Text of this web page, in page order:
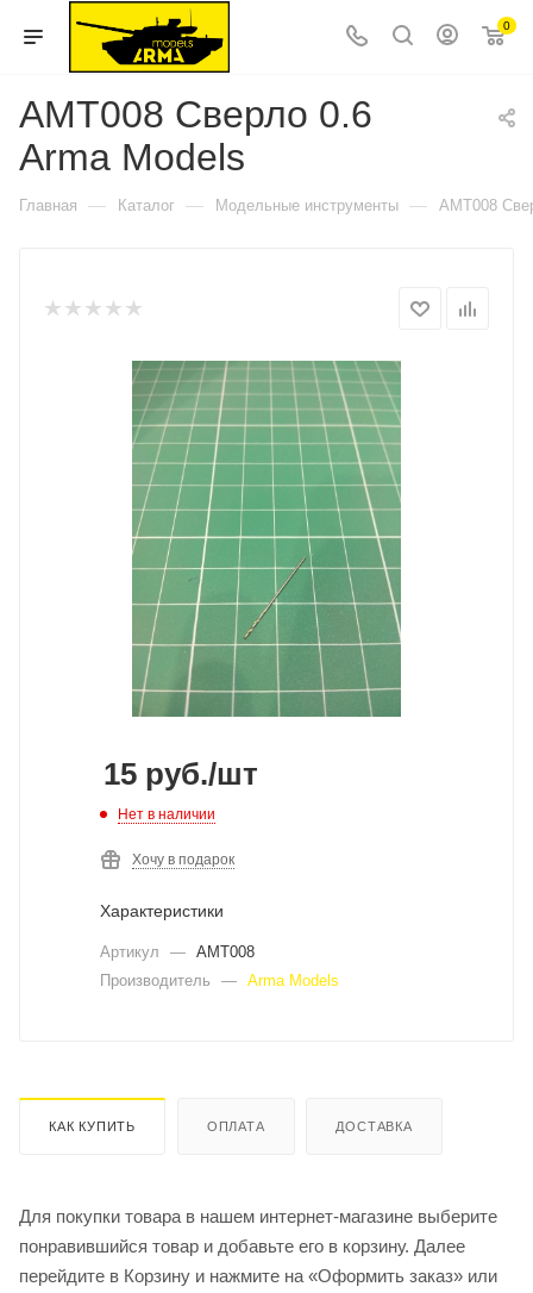
0
AMT008 Сверло 0.6
Arma Models
Главная — Каталог — Модельные инструменты — AMT008
15 руб./шт
Нет в наличии
Хочу в подарок
Характеристики
Артикул — AMT008
Производитель
— Arma Models
КАК КУПИТЬ ОПЛАТА ДОСТАВКА
Для покупки товара в нашем интернет-магазине выберите
понравившийся товар и добавьте его в корзину. Далее
перейдите в Корзину и нажмите на «Оформить заказ» или